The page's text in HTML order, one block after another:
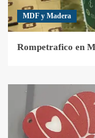
MDF y Madera
Rompetrafico en